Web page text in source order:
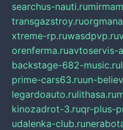
searchus-nauti.ru
transgazstroy.ru
xtreme-rp.ruwasdpvp.ru
orenferma.ruavtoservis-
backstage-682-music.ru
prime-cars63.ruun-
legardoauto.rulithasa.ru
kinozadrot-3.ruqr-plus-
udalenka-club.ru